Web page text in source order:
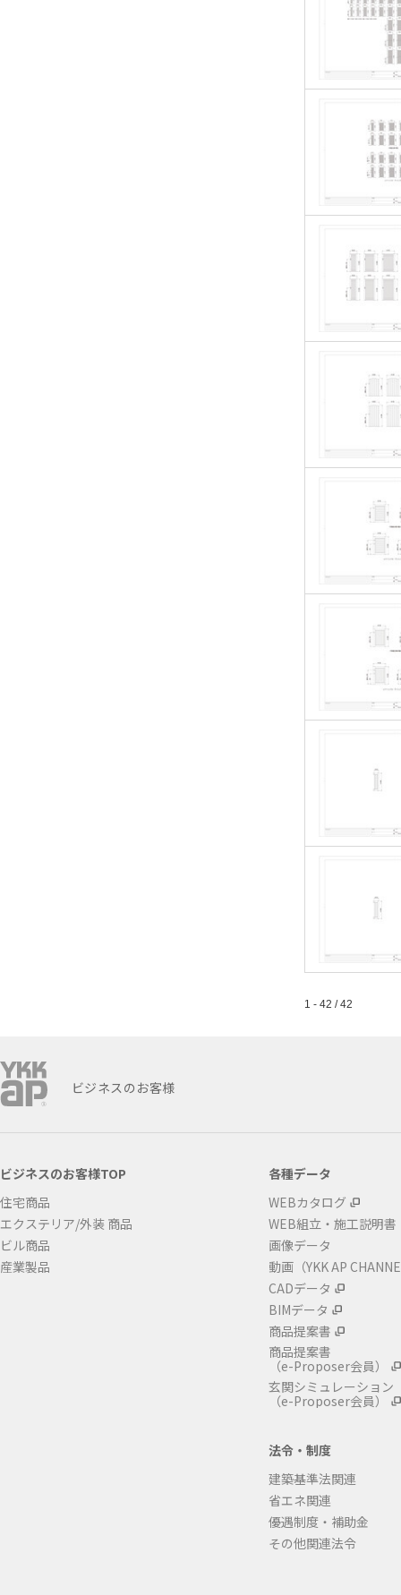
1 - 42 / 42
ビジネスのお客様
ビジネスのお客様TOP
住宅商品
エクステリア/外装 商品
ビル商品
産業製品
各種データ
WEBカタログ
WEB組立・施工説明書
画像データ
動画（YKK AP
CADデータ
BIMデータ
商品提案書
商品提案書
（e-Proposer会員）
玄関シミュレーション
（e-Proposer会員）
法令・制度
建築基準法関連
省エネ関連
優遇制度・補助金
その他関連法令